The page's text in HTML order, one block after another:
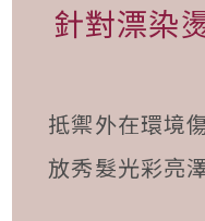
針對漂染
抵禦外在環境
放秀髮光彩亮